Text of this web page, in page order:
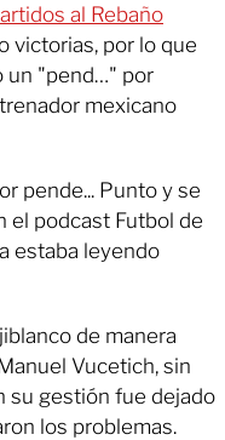
al Rebaño
victorias, por lo que
un "pend…" por
mexicano
pende... Punto y se
el podcast Futbol de
estaba leyendo
de manera
Vucetich, sin
su gestión fue dejado
los problemas.